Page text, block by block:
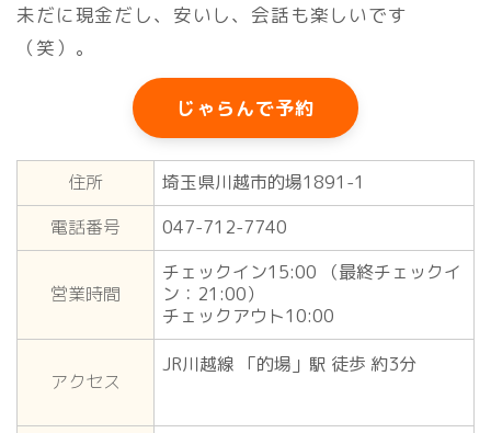
未だに現金だし、安いし、会話も楽しいです
（笑）。
じゃらんで予約
住所
埼玉県川越市的場1891-1
電話番号
047-712-7740
営業時間
チェックイン15:00 （最終チェックイ
ン：21:00）
チェックアウト10:00
アクセス
JR川越線 「的場」駅 徒歩 約3分